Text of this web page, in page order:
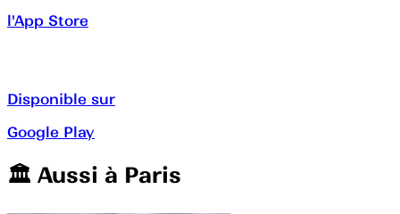
l'App Store
Disponible sur
Google Play
🏛️️ Aussi à Paris